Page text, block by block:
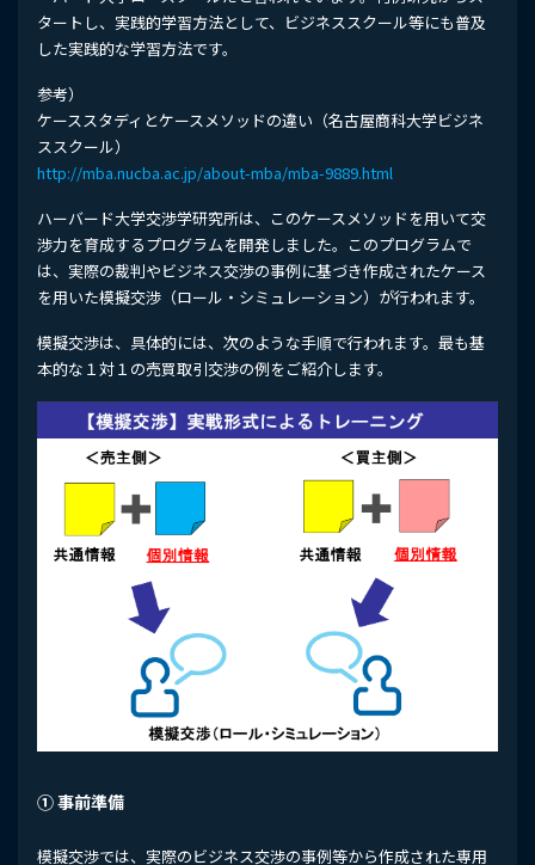
タートし、実践的学習方法として、ビジネススクール等にも普及
した実践的な学習方法です。
参考）
ケーススタディとケースメソッドの違い（名古屋商科大学ビジネ
ススクール）
http://mba.nucba.ac.jp/about-mba/mba-9889.html
ハーバード大学交渉学研究所は、このケースメソッドを用いて交
渉力を育成するプログラムを開発しました。このプログラムで
は、実際の裁判やビジネス交渉の事例に基づき作成されたケース
を用いた模擬交渉（ロール・シミュレーション）が行われます。
模擬交渉は、具体的には、次のような手順で行われます。最も基
本的な１対１の売買取引交渉の例をご紹介します。
① 事前準備
模擬交渉では、実際のビジネス交渉の事例等から作成された専用